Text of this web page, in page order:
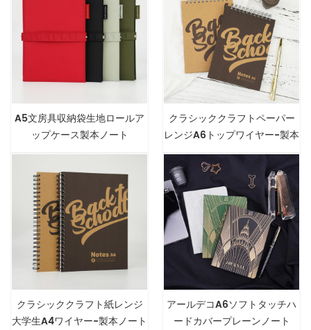
A5文房具収納袋生地ロールア
ップケース製本ノート
クラシッククラフトペーパー
レンジA6トップワイヤー-製本
ノート
クラシッククラフト紙レンジ
大学生A4ワイヤー-製本ノート
アールデコA6ソフトタッチハ
ードカバープレーンノート